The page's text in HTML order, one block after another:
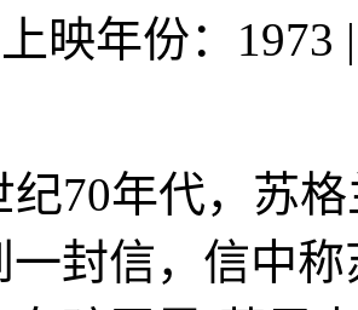
上映年份：1973 |
年代，苏格
一封信，信中